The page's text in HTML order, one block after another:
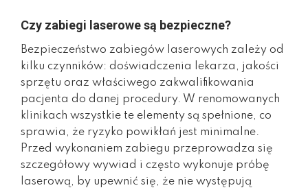
Czy zabiegi laserowe są bezpieczne?
Bezpieczeństwo zabiegów laserowych zależy od
kilku czynników: doświadczenia lekarza, jakości
sprzętu oraz właściwego zakwalifikowania
pacjenta do danej procedury. W renomowanych
klinikach wszystkie te elementy są spełnione, co
sprawia, że ryzyko powikłań jest minimalne.
Przed wykonaniem zabiegu przeprowadza się
szczegółowy wywiad i często wykonuje próbę
laserową, by upewnić się, że nie występują